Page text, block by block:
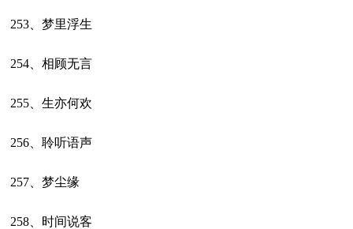
253、梦里浮生
254、相顾无言
255、生亦何欢
256、聆听语声
257、梦尘缘
258、时间说客